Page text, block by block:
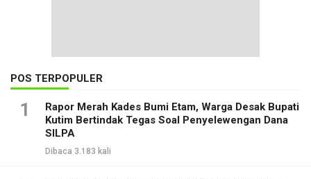
POS TERPOPULER
1
Rapor Merah Kades Bumi Etam, Warga Desak Bupati
Kutim Bertindak Tegas Soal Penyelewengan Dana
SILPA
Dibaca 3.183 kali